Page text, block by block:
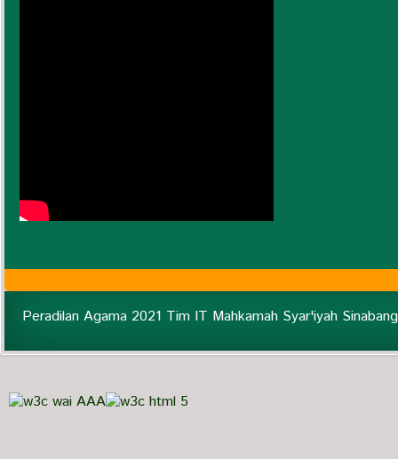
Peradilan Agama 2021 Tim IT Mahkamah Syar'iyah Sinabang